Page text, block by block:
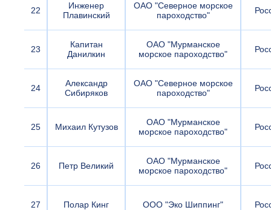
22
Инженер
Плавинский
ОАО "Северное морское
пароходство"
23
Капитан
Данилкин
ОАО "Мурманское
морское пароходство"
24
Александр
Сибиряков
ОАО "Северное морское
пароходство"
25 Михаил Кутузов
ОАО "Мурманское
морское пароходство"
26 Петр Великий
ОАО "Мурманское
морское пароходство"
27 Полар Кинг ООО "Эко Шиппинг"